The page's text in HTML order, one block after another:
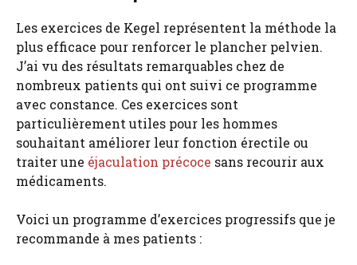
Les exercices de Kegel représentent la méthode la
plus efficace pour renforcer le plancher pelvien.
J’ai vu des résultats remarquables chez de
nombreux patients qui ont suivi ce programme
avec constance. Ces exercices sont
particulièrement utiles pour les hommes
souhaitant améliorer leur fonction érectile ou
traiter une éjaculation précoce sans recourir aux
médicaments.
Voici un programme d’exercices progressifs que je
recommande à mes patients :